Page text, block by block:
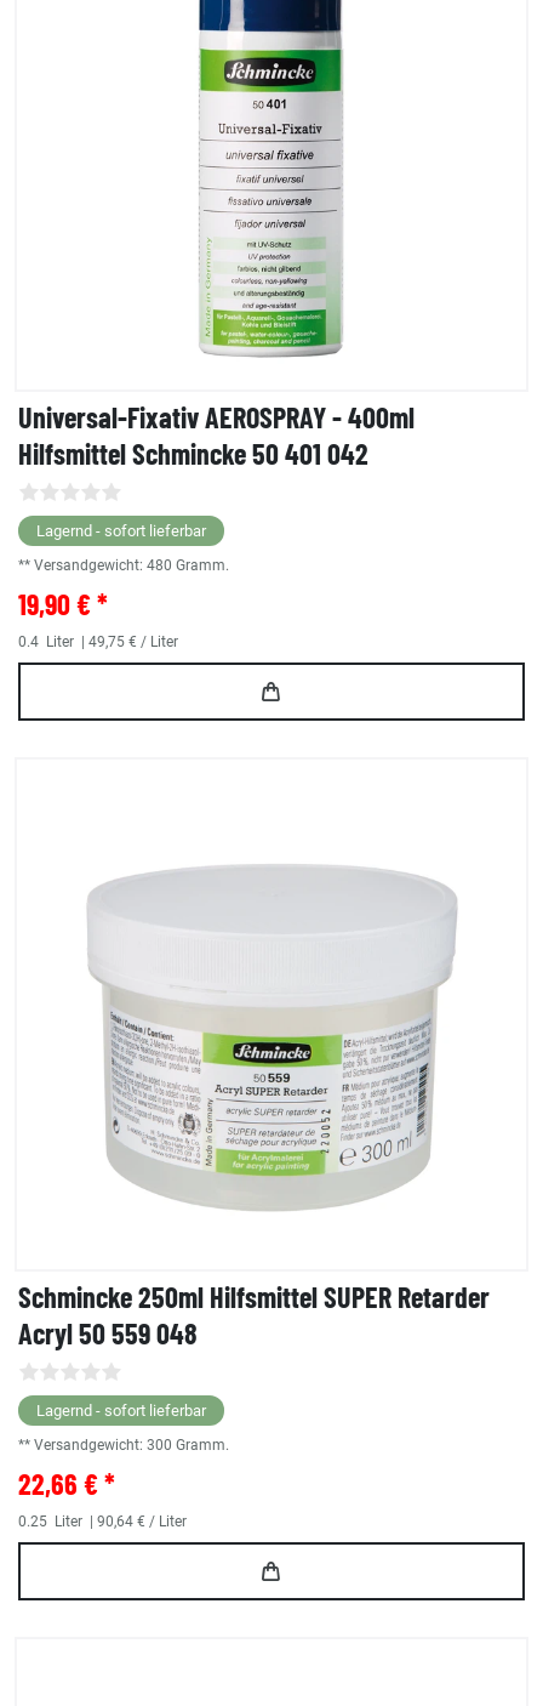
Universal-Fixativ AEROSPRAY - 400ml
Hilfsmittel Schmincke 50 401 042
Lagernd - sofort lieferbar
** Versandgewicht: 480 Gramm.
19,90 € *
0.4 Liter | 49,75 € / Liter
Schmincke 250ml Hilfsmittel SUPER Retarder
Acryl 50 559 048
Lagernd - sofort lieferbar
** Versandgewicht: 300 Gramm.
22,66 € *
0.25 Liter | 90,64 € / Liter